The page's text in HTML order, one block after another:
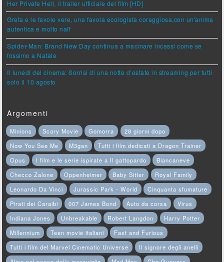
Her Private Hell, il trailer ufficiale del film [HD]
Greta e le favole vere, una favola ecologista coraggiosa,con un'anima
autentica e molto naïf
Spider-Man: Brand New Day continua a macinare incassi come se
fossimo a Natale
Il lunedì del cinema: Sorrisi di una notte d’estate in streaming per tutti
solo il 10 agosto
Argomenti
Minions Scary Movie Gomorra
28 giorni dopo
Now You See Me
M3gan
Tutti i film dedicati a Dragon Trainer
Opus
I film e le serie ispirate a Il gattopardo
Biancaneve
Checco Zalone
Oppenheimer Baby Sitter
Royal Family
Leonardo Da Vinci
Jurassic Park - World
Cinquanta sfumature
Pirati dei Caraibi
007 James Bond Auto da corsa
Virus
Indiana Jones
Unbreakable Robert Langdon
Harry Potter
Millennium
Teen movie italiani
Fast and Furious
Tutti i film del Marvel Cinematic Universe
Il signore degli anelli